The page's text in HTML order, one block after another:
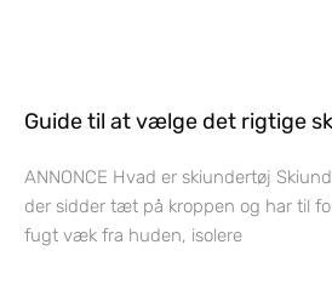
Guide til at vælge det rigtige
ANNONCE Hvad er skiundertøj
der sidder tæt på kroppen og har til
fugt væk fra huden, isolere